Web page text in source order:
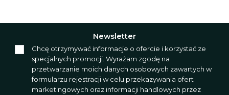
Newsletter
Chcę otrzymywać informacje o ofercie i korzystać ze
specjalnych promocji. Wyrażam zgodę na
przetwarzanie moich danych osobowych zawartych w
formularzu rejestracji w celu przekazywania ofert
marketingowych oraz informacji handlowych przez